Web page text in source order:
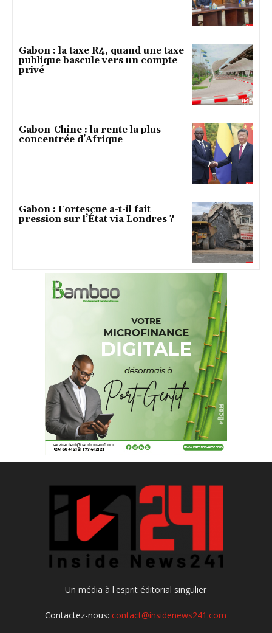
Gabon : la taxe R4, quand une taxe
publique bascule vers un compte
privé
Gabon-Chine : la rente la plus
concentrée d’Afrique
Gabon : Fortescue a-t-il fait
pression sur l’État via Londres ?
Un média à l'esprit éditorial singulier
Contactez-nous:contact@insidenews241.com